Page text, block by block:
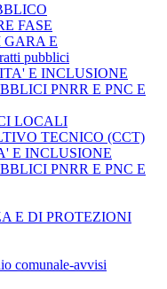
FASE
E
pubblici
E INCLUSIONE
PNRR E PNC E
LOCALI
TECNICO (CCT)
E INCLUSIONE
PNRR E PNC E
E DI PROTEZIONI
comunale-avvisi